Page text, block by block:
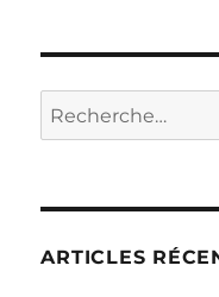
Recherche
pour :
ARTICLES